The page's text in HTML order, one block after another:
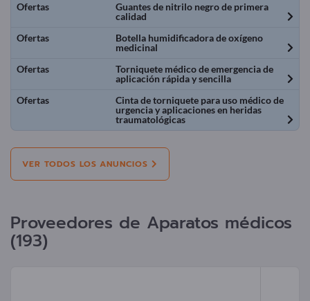
Ofertas
Guantes de nitrilo negro de primera
calidad
Ofertas
Botella humidificadora de oxígeno
medicinal
Ofertas
Torniquete médico de emergencia de
aplicación rápida y sencilla
Ofertas
Cinta de torniquete para uso médico de
urgencia y aplicaciones en heridas
traumatológicas
VER TODOS LOS ANUNCIOS
Proveedores de Aparatos médicos
(193)